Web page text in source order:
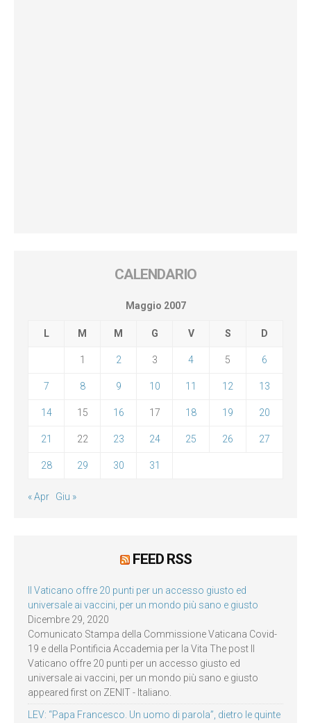
CALENDARIO
Maggio 2007
L M M G V S D
1 2 3 4 5 6
7 8 9 10 11 12 13
14 15 16 17 18 19 20
21 22 23 24 25 26 27
28 29 30 31
« Apr Giu »
FEED RSS
Il Vaticano offre 20 punti per un accesso giusto ed
universale ai vaccini, per un mondo più sano e giusto
Dicembre 29, 2020
Comunicato Stampa della Commissione Vaticana Covid-
19 e della Pontificia Accademia per la Vita The post Il
Vaticano offre 20 punti per un accesso giusto ed
universale ai vaccini, per un mondo più sano e giusto
appeared first on ZENIT - Italiano.
LEV: “Papa Francesco. Un uomo di parola”, dietro le quinte